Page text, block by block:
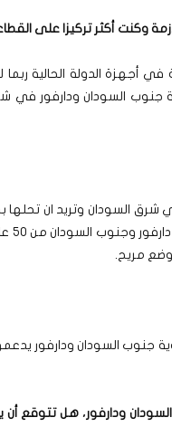
وكنت أكثر تركيزا على
الدولة الحالية ربما
جنوب السودان ودارفور
السودان وتريد ان تحلها
وضع مريح.
جنوب السودان ودارفور
ودارفور، هل تتوقع